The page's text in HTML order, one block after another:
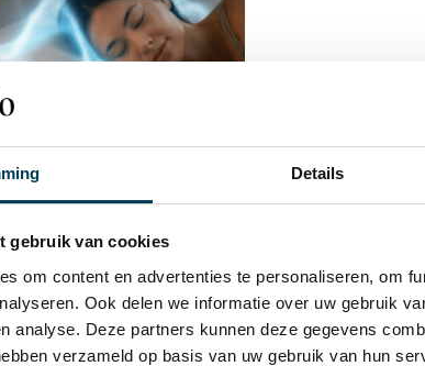
Details
gebruik van cookies
om content en advertenties te personaliseren, om
Ook delen we informatie over uw gebruik
analyse. Deze partners kunnen deze gegevens
verzameld op basis van uw gebruik van hun
pod